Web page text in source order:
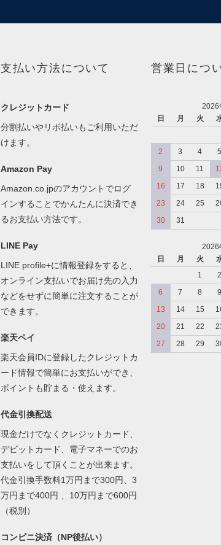
支払い方法について
クレジットカード
分割払いやリボ払いもご利用いただ
けます。
Amazon Pay
Amazon.co.jpのアカウントでログ
インすることでかんたんに決済でき
るお支払い方法です。
LINE Pay
LINE profile+に情報登録をすると、
オンライン支払いでお届け先の入力
などをせずに簡単に注文することが
できます。
楽天ペイ
楽天会員IDに登録したクレジットカ
ード情報で簡単にお支払いができ、
ポイントも貯まる・使えます。
代金引換配送
現金だけでなくクレジットカード、
デビットカード、電子マネーでのお
支払いをして頂くことが出来ます。
代金引換手数料1万円まで300円、3
万円まで400円 、10万円まで600円
（税別）
コンビニ決済（NP後払い）
営業日につ
2026
日
月 火
2
3 4 5
9
10 11
16
17 18
23
24 25
30
31
2026
日
月 火
1
2
6
7 8 9
13
14 15
20
21 22
27
28 29